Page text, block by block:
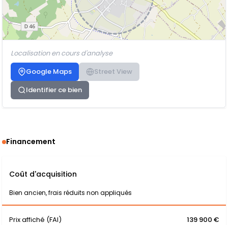
Localisation en cours d'analyse
Google Maps
Street View
Identifier ce bien
Financement
Coût d'acquisition
Bien ancien, frais réduits non appliqués
Prix affiché (FAI) 139 900 €